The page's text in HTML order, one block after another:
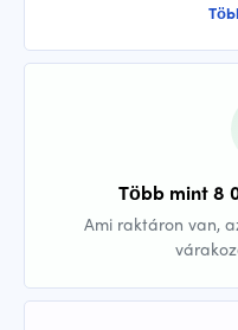
Több mint 8
Ami raktáron van,